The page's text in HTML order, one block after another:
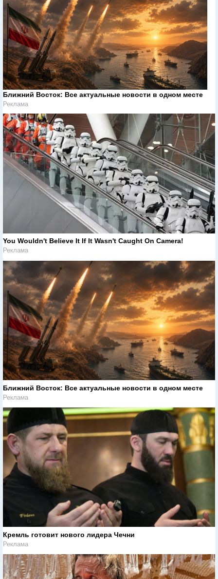
Ближний Восток: Все актуальные новости в одном месте
Реклама
You Wouldn't Believe It If It Wasn't Caught On Camera!
Реклама
Ближний Восток: Все актуальные новости в одном месте
Реклама
Кремль готовит нового лидера Чечни
Реклама